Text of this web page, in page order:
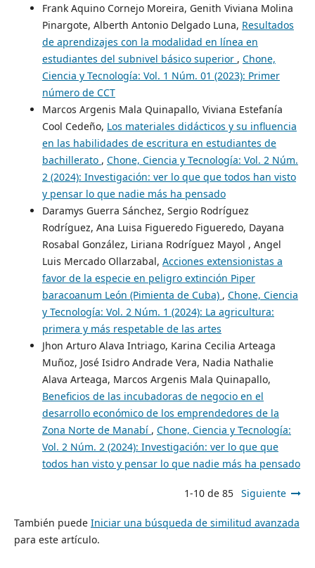
Frank Aquino Cornejo Moreira, Genith Viviana Molina
Pinargote, Alberth Antonio Delgado Luna, Resultados
de aprendizajes con la modalidad en línea en
estudiantes del subnivel básico superior , Chone,
Ciencia y Tecnología: Vol. 1 Núm. 01 (2023): Primer
número de CCT
Marcos Argenis Mala Quinapallo, Viviana Estefanía
Cool Cedeño, Los materiales didácticos y su influencia
en las habilidades de escritura en estudiantes de
bachillerato , Chone, Ciencia y Tecnología: Vol. 2 Núm.
2 (2024): Investigación: ver lo que que todos han visto
y pensar lo que nadie más ha pensado
Daramys Guerra Sánchez, Sergio Rodríguez
Rodríguez, Ana Luisa Figueredo Figueredo, Dayana
Rosabal González, Liriana Rodríguez Mayol , Angel
Luis Mercado Ollarzabal, Acciones extensionistas a
favor de la especie en peligro extinción Piper
baracoanum León (Pimienta de Cuba) , Chone, Ciencia
y Tecnología: Vol. 2 Núm. 1 (2024): La agricultura:
primera y más respetable de las artes
Jhon Arturo Alava Intriago, Karina Cecilia Arteaga
Muñoz, José Isidro Andrade Vera, Nadia Nathalie
Alava Arteaga, Marcos Argenis Mala Quinapallo,
Beneficios de las incubadoras de negocio en el
desarrollo económico de los emprendedores de la
Zona Norte de Manabí , Chone, Ciencia y Tecnología:
Vol. 2 Núm. 2 (2024): Investigación: ver lo que que
todos han visto y pensar lo que nadie más ha pensado
1-10 de 85 Siguiente
También puede Iniciar una búsqueda de similitud avanzada
para este artículo.